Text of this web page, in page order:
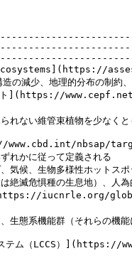
および構造の減
スポット](https://
れない維管束植物を少なく
ステムのいずれ
気候、生物多様性ホットス
は絶滅危惧種の生息地）、
類型](https://
生態系機能群（それらの機
システム（LCCS）